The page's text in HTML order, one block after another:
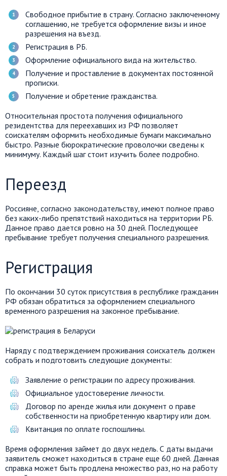
Свободное прибытие в страну. Согласно заключенному
соглашению, не требуется оформление визы и иное
разрешения на въезд.
Регистрация в РБ.
Оформление официального вида на жительство.
Получение и проставление в документах постоянной
прописки.
Получение и обретение гражданства.
Относительная простота получения официального
резидентства для переехавших из РФ позволяет
соискателям оформить необходимые бумаги максимально
быстро. Разные бюрократические проволочки сведены к
минимуму. Каждый шаг стоит изучить более подробно.
Переезд
Россияне, согласно законодательству, имеют полное право
без каких-либо препятствий находиться на территории РБ.
Данное право дается ровно на 30 дней. Последующее
пребывание требует получения специального разрешения.
Регистрация
По окончании 30 суток присутствия в республике гражданин
РФ обязан обратиться за оформлением специального
временного разрешения на законное пребывание.
Наряду с подтверждением проживания соискатель должен
собрать и подготовить следующие документы:
Заявление о регистрации по адресу проживания.
Официальное удостоверение личности.
Договор по аренде жилья или документ о праве
собственности на приобретенную квартиру или дом.
Квитанция по оплате госпошлины.
Время оформления займет до двух недель. С даты выдачи
заявитель сможет находиться в стране еще 60 дней. Данная
справка может быть продлена множество раз, но на работу